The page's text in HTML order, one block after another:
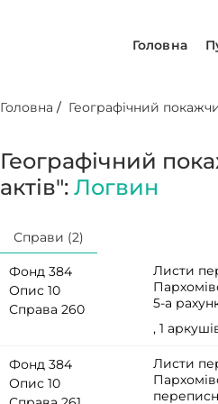
Головна
Головна / Географічний
Географічний
актів":Логвин
Справи (2)
Фонд 384
Опис 10
Справа 260
Листи
5-а
, 1
Фонд 384
Опис 10
Листи